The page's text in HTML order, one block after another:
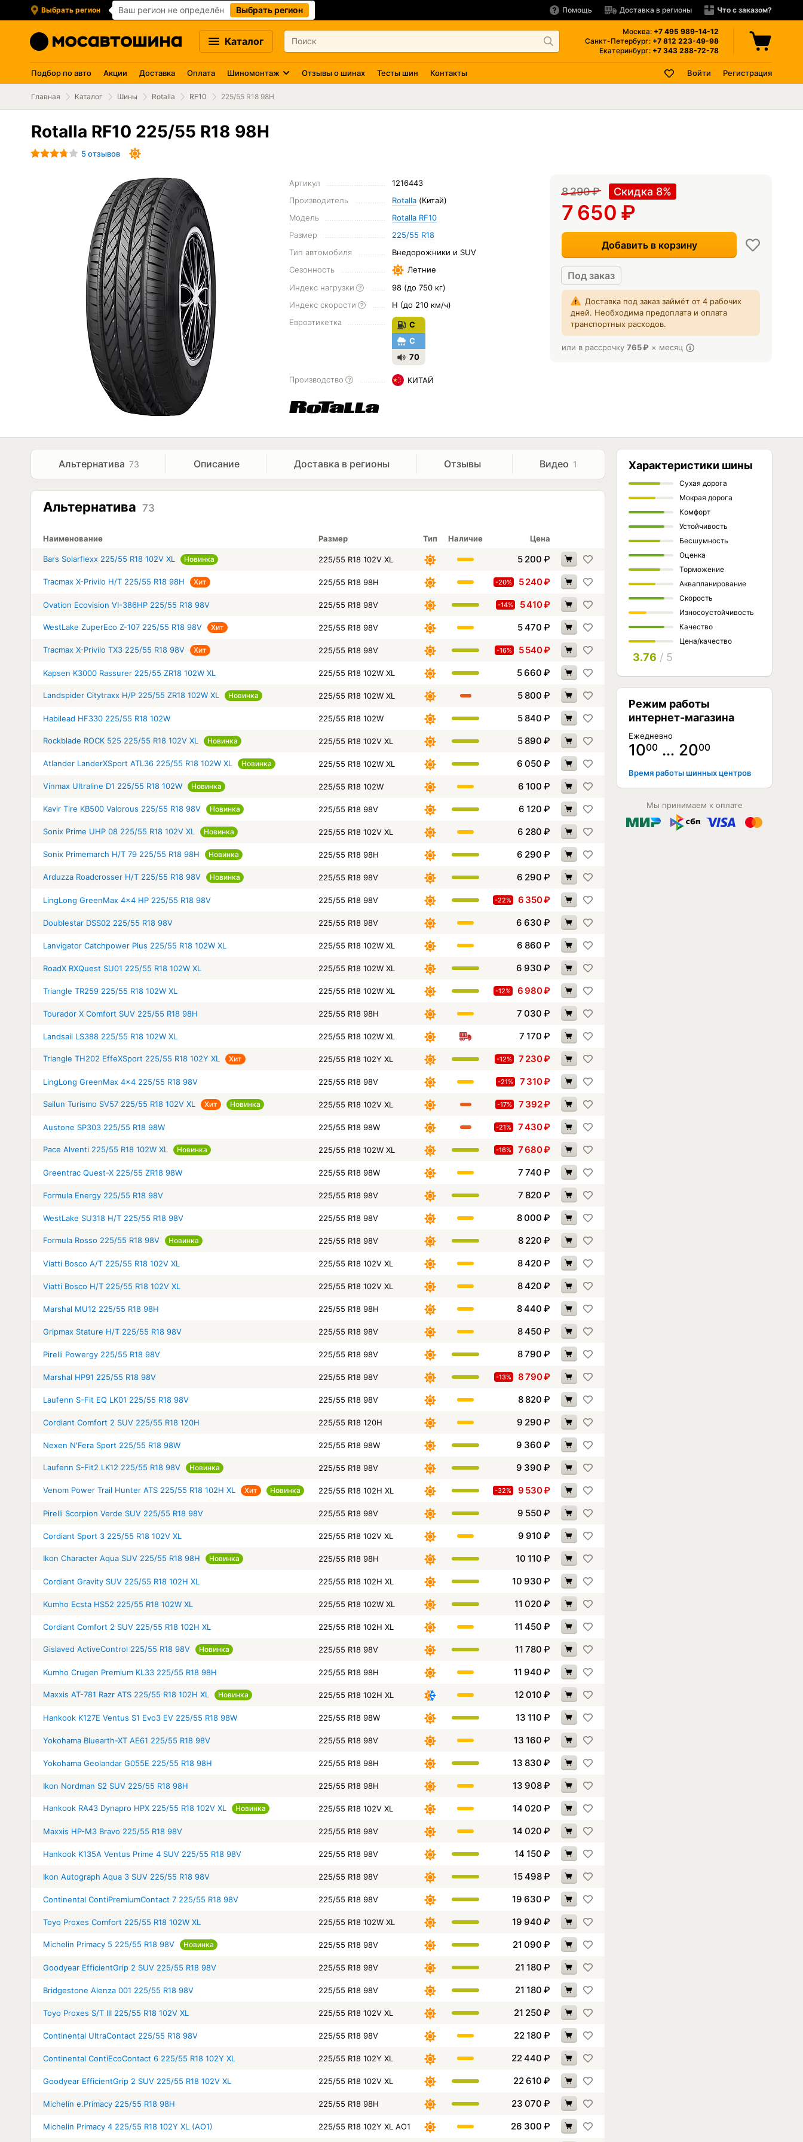
Выбрать регион Ваш регион не определён Выбрать регион Помощь Доставка в регионы Что с заказом?
Каталог
Москва: +7 495 989-14-12
Санкт-Петербург: +7 812 223-49-98
Екатеринбург: +7 343 288-72-78
Подбор по авто Акции Доставка Оплата Шиномонтаж Отзывы о шинах Тесты шин Контакты Войти Регистрация
Главная Каталог Шины Rotalla RF10 225/55 R18 98H
Rotalla RF10 225/55 R18 98H
5 отзывов
Артикул
1216443
Производитель
Rotalla(Китай)
Модель
Rotalla RF10
Размер
225/55 R18
Тип автомобиля
Внедорожники и SUV
Сезонность
Летние
Индекс нагрузки
98 (до 750 кг)
Индекс скорости
H (до 210 км/ч)
Евроэтикетка
C
C
70
Производство КИТАЙ
8 290₽ Скидка 8%
7 650 ₽
Добавить в корзину
Под заказ
Доставка под заказ займёт от 4 рабочих
дней. Необходима предоплата и оплата
транспортных расходов.
или в рассрочку 765₽ × месяц
Альтернатива 73 Описание Доставка в регионы Отзывы Видео 1
Альтернатива 73
Наименование Размер Тип Наличие Цена
Bars Solarflexx 225/55 R18 102V XL Новинка 225/55 R18 102V XL 5 200 ₽
Tracmax X-Privilo H/T 225/55 R18 98H Хит 225/55 R18 98H -20% 5 240₽
Ovation Ecovision VI-386HP 225/55 R18 98V 225/55 R18 98V -14% 5 410₽
WestLake ZuperEco Z-107 225/55 R18 98V Хит 225/55 R18 98V 5 470 ₽
Tracmax X-Privilo TX3 225/55 R18 98V Хит 225/55 R18 98V -16% 5 540₽
Kapsen K3000 Rassurer 225/55 ZR18 102W XL 225/55 R18 102W XL 5 660 ₽
Landspider Citytraxx H/P 225/55 ZR18 102W XL Новинка 225/55 R18 102W XL 5 800 ₽
Habilead HF330 225/55 R18 102W 225/55 R18 102W 5 840 ₽
Rockblade ROCK 525 225/55 R18 102V XL Новинка 225/55 R18 102V XL 5 890 ₽
Atlander LanderXSport ATL36 225/55 R18 102W XL Новинка 225/55 R18 102W XL 6 050 ₽
Vinmax Ultraline D1 225/55 R18 102W Новинка 225/55 R18 102W 6 100 ₽
Kavir Tire KB500 Valorous 225/55 R18 98V Новинка 225/55 R18 98V 6 120 ₽
Sonix Prime UHP 08 225/55 R18 102V XL Новинка 225/55 R18 102V XL 6 280 ₽
Sonix Primemarch H/T 79 225/55 R18 98H Новинка 225/55 R18 98H 6 290 ₽
Arduzza Roadcrosser H/T 225/55 R18 98V Новинка 225/55 R18 98V 6 290 ₽
LingLong GreenMax 4x4 HP 225/55 R18 98V 225/55 R18 98V -22% 6 350₽
Doublestar DSS02 225/55 R18 98V 225/55 R18 98V 6 630 ₽
Lanvigator Catchpower Plus 225/55 R18 102W XL 225/55 R18 102W XL 6 860 ₽
RoadX RXQuest SU01 225/55 R18 102W XL 225/55 R18 102W XL 6 930 ₽
Triangle TR259 225/55 R18 102W XL 225/55 R18 102W XL -12% 6 980₽
Tourador X Comfort SUV 225/55 R18 98H 225/55 R18 98H 7 030 ₽
Landsail LS388 225/55 R18 102W XL 225/55 R18 102W XL 7 170 ₽
Triangle TH202 EffeXSport 225/55 R18 102Y XL Хит 225/55 R18 102Y XL -12% 7 230₽
LingLong GreenMax 4x4 225/55 R18 98V 225/55 R18 98V -21% 7 310₽
Sailun Turismo SV57 225/55 R18 102V XL Хит Новинка 225/55 R18 102V XL -17% 7 392₽
Austone SP303 225/55 R18 98W 225/55 R18 98W -21% 7 430₽
Pace Alventi 225/55 R18 102W XL Новинка 225/55 R18 102W XL -16% 7 680₽
Greentrac Quest-X 225/55 ZR18 98W 225/55 R18 98W 7 740 ₽
Formula Energy 225/55 R18 98V 225/55 R18 98V 7 820 ₽
WestLake SU318 H/T 225/55 R18 98V 225/55 R18 98V 8 000 ₽
Formula Rosso 225/55 R18 98V Новинка 225/55 R18 98V 8 220 ₽
Viatti Bosco A/T 225/55 R18 102V XL 225/55 R18 102V XL 8 420 ₽
Viatti Bosco H/T 225/55 R18 102V XL 225/55 R18 102V XL 8 420 ₽
Marshal MU12 225/55 R18 98H 225/55 R18 98H 8 440 ₽
Gripmax Stature H/T 225/55 R18 98V 225/55 R18 98V 8 450 ₽
Pirelli Powergy 225/55 R18 98V 225/55 R18 98V 8 790 ₽
Marshal HP91 225/55 R18 98V 225/55 R18 98V -13% 8 790₽
Laufenn S-Fit EQ LK01 225/55 R18 98V 225/55 R18 98V 8 820 ₽
Cordiant Comfort 2 SUV 225/55 R18 120H 225/55 R18 120H 9 290 ₽
Nexen N'Fera Sport 225/55 R18 98W 225/55 R18 98W 9 360 ₽
Laufenn S-Fit2 LK12 225/55 R18 98V Новинка 225/55 R18 98V 9 390 ₽
Venom Power Trail Hunter ATS 225/55 R18 102H XL Хит Новинка 225/55 R18 102H XL -32% 9 530₽
Pirelli Scorpion Verde SUV 225/55 R18 98V 225/55 R18 98V 9 550 ₽
Cordiant Sport 3 225/55 R18 102V XL 225/55 R18 102V XL 9 910 ₽
Ikon Character Aqua SUV 225/55 R18 98H Новинка 225/55 R18 98H 10 110 ₽
Cordiant Gravity SUV 225/55 R18 102H XL 225/55 R18 102H XL 10 930 ₽
Kumho Ecsta HS52 225/55 R18 102W XL 225/55 R18 102W XL 11 020 ₽
Cordiant Comfort 2 SUV 225/55 R18 102H XL 225/55 R18 102H XL 11 450 ₽
Gislaved ActiveControl 225/55 R18 98V Новинка 225/55 R18 98V 11 780 ₽
Kumho Crugen Premium KL33 225/55 R18 98H 225/55 R18 98H 11 940 ₽
Maxxis AT-781 Razr ATS 225/55 R18 102H XL Новинка 225/55 R18 102H XL 12 010 ₽
Hankook K127E Ventus S1 Evo3 EV 225/55 R18 98W 225/55 R18 98W 13 110 ₽
Yokohama Bluearth-XT AE61 225/55 R18 98V 225/55 R18 98V 13 160 ₽
Yokohama Geolandar G055E 225/55 R18 98H 225/55 R18 98H 13 830 ₽
Ikon Nordman S2 SUV 225/55 R18 98H 225/55 R18 98H 13 908₽
Hankook RA43 Dynapro HPX 225/55 R18 102V XL Новинка 225/55 R18 102V XL 14 020 ₽
Maxxis HP-M3 Bravo 225/55 R18 98V 225/55 R18 98V 14 020 ₽
Hankook K135A Ventus Prime 4 SUV 225/55 R18 98V 225/55 R18 98V 14 150 ₽
Ikon Autograph Aqua 3 SUV 225/55 R18 98V 225/55 R18 98V 15 498₽
Continental ContiPremiumContact 7 225/55 R18 98V 225/55 R18 98V 19 630 ₽
Toyo Proxes Comfort 225/55 R18 102W XL 225/55 R18 102W XL 19 940 ₽
Michelin Primacy 5 225/55 R18 98V Новинка 225/55 R18 98V 21 090 ₽
Goodyear EfficientGrip 2 SUV 225/55 R18 98V 225/55 R18 98V 21 180 ₽
Bridgestone Alenza 001 225/55 R18 98V 225/55 R18 98V 21 180 ₽
Toyo Proxes S/T III 225/55 R18 102V XL 225/55 R18 102V XL 21 250 ₽
Continental UltraContact 225/55 R18 98V 225/55 R18 98V 22 180 ₽
Continental ContiEcoContact 6 225/55 R18 102Y XL 225/55 R18 102Y XL 22 440 ₽
Goodyear EfficientGrip 2 SUV 225/55 R18 102V XL 225/55 R18 102V XL 22 610 ₽
Michelin e.Primacy 225/55 R18 98H 225/55 R18 98H 23 070 ₽
Michelin Primacy 4 225/55 R18 102Y XL (AO1) 225/55 R18 102Y XL AO1 26 300 ₽
Характеристики шины
Сухая дорога
Мокрая дорога
Комфорт
Устойчивость
Бесшумность
Оценка
Торможение
Аквапланирование
Скорость
Износоустойчивость
Качество
Цена/качество
3.76 / 5
Режим работы
интернет-магазина
Ежедневно
1000 … 2000
Время работы шинных центров
Мы принимаем к оплате